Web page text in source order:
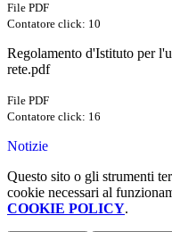
File PDF
Contatore click: 10
Regolamento d'Istituto per
rete.pdf
File PDF
Contatore click: 16
Notizie
Questo sito o gli strumenti
cookie necessari al
COOKIE POLICY.